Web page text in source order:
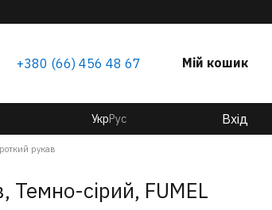
+380 (66) 456 48 67 Мій кошик
УкрРус Вхід
рукав
Темно-сірий, FUMEL